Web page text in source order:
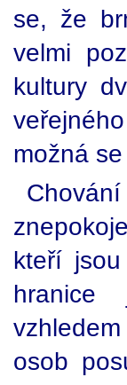
se, že
velmi
kultury
možná
kteří
hranice
osob